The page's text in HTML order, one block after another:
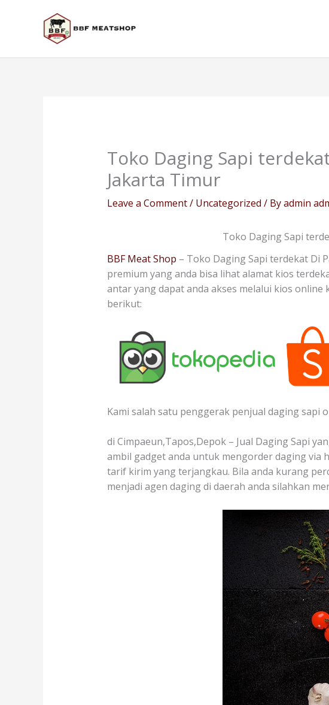
Toko Daging Sapi
Jakarta Timur
Leave a Comment/ Uncategorized / Byadmin
Toko Daging Sapi
BBF Meat Shop – Toko Daging Sapi terdekat Di
premium yang anda bisa lihat alamat kios
antar yang dapat anda akses melalui kios
berikut:
Kami salah satu penggerak penjual daging sapi
di Cimpaeun,Tapos,Depok – Jual Daging Sapi
ambil gadget anda untuk mengorder daging via
tarif kirim yang terjangkau. Bila anda kurang
menjadi agen daging di daerah anda silahkan